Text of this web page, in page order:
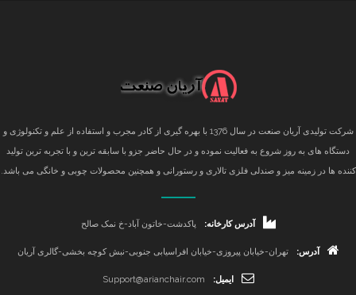
شرکت تولیدی آریان صنعت در سال 1376 با بهره گیری از کادر مجرب و استفاده از علم و تکنولوژی و
دستگاه های به روز شروع به فعالیت نموده و در حال حاضر جزو با سابقه ترین و با تجربه ترین تولید
کننده ها در زمینه میز و صندلی فلزی تالاری و رستورانی و همچنین محصولات چوبی و خانگی می باشد.
آدرس کارخانه: پاکدشت-خاتون آباد-خ نمک صالح
آدرس: تهران-خیابان پیروزی-خیابان افراسیابی جنوبی-نبش کوچه بخشی-گالری آریان
ایمیل: Support@arianchair.com